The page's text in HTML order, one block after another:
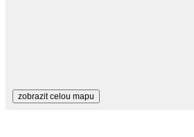
zobrazit celou mapu